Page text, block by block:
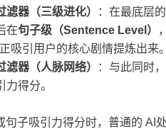
滤器（三级进化）
：在最底层的
在句子级（Sentence Level ）
吸引用户的核心剧情提炼出来。
滤器（人脉网络）
：与此同时
得分。
句子吸引力得分时，普通的 AI